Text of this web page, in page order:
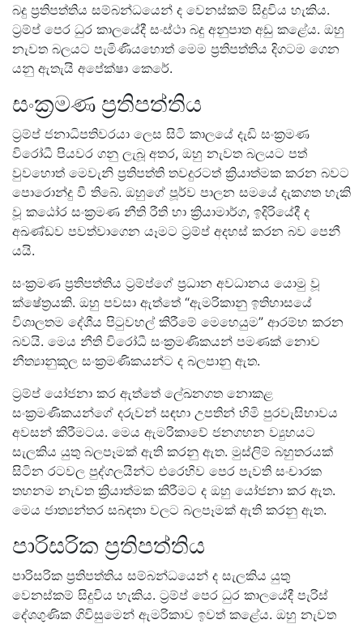
බදු ප්‍රතිපත්තිය සම්බන්ධයෙන් ද වෙනස්කම් සිදුවිය හැකිය.
ට්‍රම්ප් පෙර ධුර කාලයේදී සංස්ථා බදු අනුපාත අඩු කළේය. ඔහු
නැවත බලයට පැමිණියහොත් මෙම ප්‍රතිපත්තිය දිගටම ගෙන
යනු ඇතැයි අපේක්ෂා කෙරේ.
සංක්‍රමණ ප්‍රතිපත්තිය
ට්‍රම්ප් ජනාධිපතිවරයා ලෙස සිටි කාලයේ දැඩි සංක්‍රමණ
විරෝධී පියවර ගනු ලැබූ අතර, ඔහු නැවත බලයට පත්
වුවහොත් මෙවැනි ප්‍රතිපත්ති තවදුරටත් ක්‍රියාත්මක කරන බවට
පොරොන්දු වී තිබේ. ඔහුගේ පූර්ව පාලන සමයේ දැකගත හැකි
වූ කඨෝර සංක්‍රමණ නීති රීති හා ක්‍රියාමාර්ග, ඉදිරියේදී ද
අඛණ්ඩව පවත්වාගෙන යෑමට ට්‍රම්ප් අදහස් කරන බව පෙනී
යයි.
සංක්‍රමණ ප්‍රතිපත්තිය ට්‍රම්ප්ගේ ප්‍රධාන අවධානය යොමු වූ
ක්ෂේත්‍රයකි. ඔහු පවසා ඇත්තේ “ඇමරිකානු ඉතිහාසයේ
විශාලතම දේශීය පිටුවහල් කිරීමේ මෙහෙයුම” ආරම්භ කරන
බවයි. මෙය නීති විරෝධී සංක්‍රමණිකයන් පමණක් නොව
නීත්‍යානුකූල සංක්‍රමණිකයන්ට ද බලපානු ඇත.
ට්‍රම්ප් යෝජනා කර ඇත්තේ ලේඛනගත නොකළ
සංක්‍රමණිකයන්ගේ දරුවන් සඳහා උපතින් හිමි පුරවැසිභාවය
අවසන් කිරීමටය. මෙය ඇමරිකාවේ ජනගහන ව්‍යුහයට
සැලකිය යුතු බලපෑමක් ඇති කරනු ඇත. මුස්ලිම් බහුතරයක්
සිටින රටවල පුද්ගලයින්ට එරෙහිව පෙර පැවති සංචාරක
තහනම නැවත ක්‍රියාත්මක කිරීමට ද ඔහු යෝජනා කර ඇත.
මෙය ජාත්‍යන්තර සබඳතා වලට බලපෑමක් ඇති කරනු ඇත.
පාරිසරික ප්‍රතිපත්තිය
පාරිසරික ප්‍රතිපත්තිය සම්බන්ධයෙන් ද සැලකිය යුතු
වෙනස්කම් සිදුවිය හැකිය. ට්‍රම්ප් පෙර ධුර කාලයේදී පැරිස්
දේශගුණික ගිවිසුමෙන් ඇමරිකාව ඉවත් කළේය. ඔහු නැවත